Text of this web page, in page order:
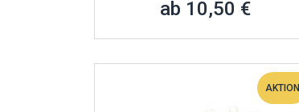
ab 10,50 €
AKTION